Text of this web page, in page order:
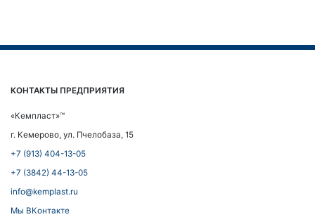
КОНТАКТЫ ПРЕДПРИЯТИЯ
«Кемпласт»™
г. Кемерово, ул. Пчелобаза, 15
+7 (913) 404-13-05
+7 (3842) 44-13-05
info@kemplast.ru
Мы ВКонтакте